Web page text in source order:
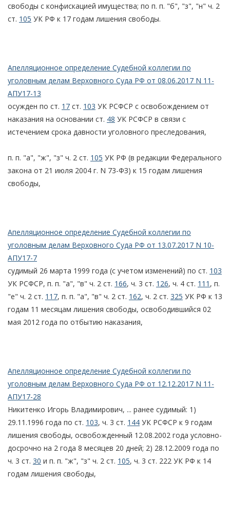
свободы с конфискацией имущества; по п. п. "б", "з", "н" ч. 2
ст. 105 УК РФ к 17 годам лишения свободы.
Апелляционное определение Судебной коллегии по
уголовным делам Верховного Суда РФ от 08.06.2017 N 11-
АПУ17-13
осужден по ст. 17 ст. 103 УК РСФСР с освобождением от
наказания на основании ст. 48 УК РСФСР в связи с
истечением срока давности уголовного преследования,
п. п. "а", "ж", "з" ч. 2 ст. 105 УК РФ (в редакции Федерального
закона от 21 июля 2004 г. N 73-ФЗ) к 15 годам лишения
свободы,
Апелляционное определение Судебной коллегии по
уголовным делам Верховного Суда РФ от 13.07.2017 N 10-
АПУ17-7
судимый 26 марта 1999 года (с учетом изменений) по ст. 103
УК РСФСР, п. п. "а", "в" ч. 2 ст. 166, ч. 3 ст. 126, ч. 4 ст. 111 , п.
"е" ч. 2 ст. 117, п. п. "а", "в" ч. 2 ст. 162, ч. 2 ст. 325 УК РФ к 13
годам 11 месяцам лишения свободы, освободившийся 02
мая 2012 года по отбытию наказания,
Апелляционное определение Судебной коллегии по
уголовным делам Верховного Суда РФ от 12.12.2017 N 11-
АПУ17-28
Никитенко Игорь Владимирович, ... ранее судимый: 1)
29.11.1996 года по ст. 103, ч. 3 ст. 144 УК РСФСР к 9 годам
лишения свободы, освобожденный 12.08.2002 года условно-
досрочно на 2 года 8 месяцев 20 дней; 2) 28.12.2009 года по
ч. 3 ст. 30 и п. п. "ж", "з" ч. 2 ст. 105, ч. 3 ст. 222 УК РФ к 14
годам лишения свободы,